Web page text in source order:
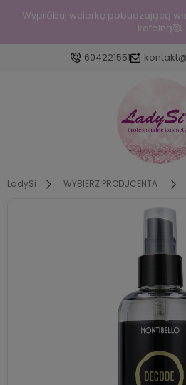
Wypróbuj wcierkę pobudzającą
kofeiną🥰
604221551
Zaloguj się
Załóż konto
Wybierz coś dla siebie z
zaloguj się, aby przywrócić
listy z
LadySi WYBIERZ PRODUCENTA